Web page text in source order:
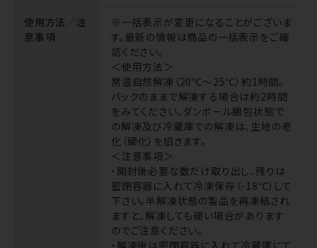
使用方法／注
意事項
※一括表示が変更になることがございま
す。最新の情報は商品の一括表示をご確
認ください。
＜使用方法＞
常温自然解凍（20℃～25℃）約1時間。
パックのままで解凍する場合は約2時間
をみてください。ダンボール梱包状態で
の解凍及び冷蔵庫での解凍は、生地の老
化（硬化）を招きます。
＜注意事項＞
・開封後必要な数だけ取り出し、残りは
密閉容器に入れて冷凍保存（-18℃）して
下さい。半解凍状態の製品を再凍結され
ますと、解凍しても硬い場合があります
のでご注意ください。
・解凍後は密閉容器に入れて冷蔵庫にて